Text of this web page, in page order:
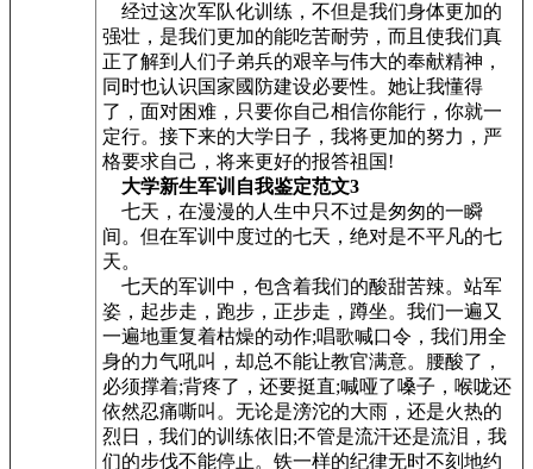
经过这次军队化训练，不但是我们身体更加的
强壮，是我们更加的能吃苦耐劳，而且使我们真
正了解到人们子弟兵的艰辛与伟大的奉献精神，
同时也认识国家國防建设必要性。她让我懂得
了，面对困难，只要你自己相信你能行，你就一
定行。接下来的大学日子，我将更加的努力，严
格要求自己，将来更好的报答祖国!
大学新生军训自我鉴定范文3
七天，在漫漫的人生中只不过是匆匆的一瞬
间。但在军训中度过的七天，绝对是不平凡的七
天。
七天的军训中，包含着我们的酸甜苦辣。站军
姿，起步走，跑步，正步走，蹲坐。我们一遍又
一遍地重复着枯燥的动作;唱歌喊口令，我们用全
身的力气吼叫，却总不能让教官满意。腰酸了，
必须撑着;背疼了，还要挺直;喊哑了嗓子，喉咙还
依然忍痛嘶叫。无论是滂沱的大雨，还是火热的
烈日，我们的训练依旧;不管是流汗还是流泪，我
们的步伐不能停止。铁一样的纪律无时不刻地约